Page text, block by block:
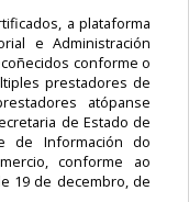
a plataforma
e Administración
conforme o
prestadores de
atópanse
de Estado de
de Información do
conforme ao
19 de decembro, de